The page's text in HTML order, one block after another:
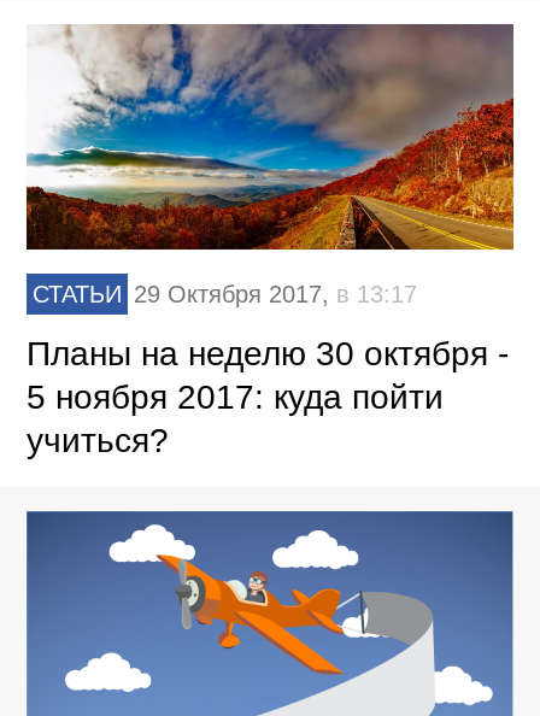
СТАТЬИ 29 Октября 2017, в 13:17
Планы на неделю 30 октября -
5 ноября 2017: куда пойти
учиться?